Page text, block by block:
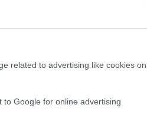
related to advertising like cookies on
Google for online advertising
estado afortunados
de mercado por
de los perdedores